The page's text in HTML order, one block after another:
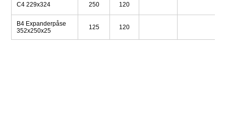
C4 229x324 250 120
B4 Expanderpåse
352x250x25
125 120